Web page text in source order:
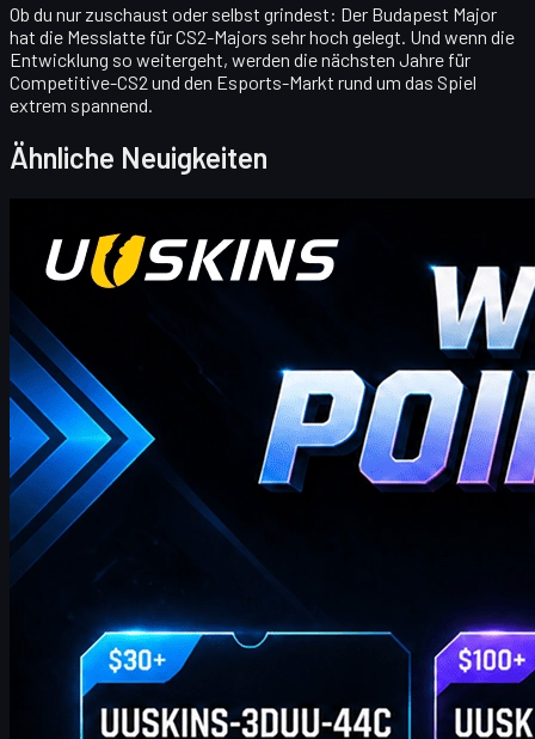
Ob du nur zuschaust oder selbst grindest: Der Budapest Major
hat die Messlatte für CS2-Majors sehr hoch gelegt. Und wenn die
Entwicklung so weitergeht, werden die nächsten Jahre für
Competitive-CS2 und den Esports-Markt rund um das Spiel
extrem spannend.
Ähnliche Neuigkeiten
Hallo CS2-Händler! Willkommen in unserem
wöchentlichen Bonus-Blog!
hier finden Sie die neuesten und umfassendsten UUSKINS
Geschenkpunkt-Codes für diese Woche. Wir aktualisieren diese
Seite wöchentlich, um Ihnen zusätzliche Geschenkpunkte zu
bieten. Solange Ihre Bestellung den entsprechenden Betrag
erreicht, können Sie die unten stehenden Codes einlösen und
gegen Ihre Lieblings-CS2-Skins im Shop eintauschen!
April 20, 2026